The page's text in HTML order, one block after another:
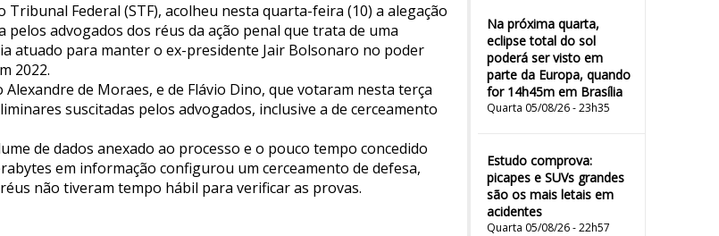
Na próxima quarta,
eclipse total do sol
poderá ser visto em
parte da Europa, quando
for 14h45m em Brasília
Quarta 05/08/26 - 23h35
Estudo comprova:
picapes e SUVs grandes
são os mais letais em
acidentes
Quarta 05/08/26 - 22h57
Tribunal Federal (STF), acolheu nesta quarta-feira (10) a alegação
pelos advogados dos réus da ação penal que trata de uma
atuado para manter o ex-presidente Jair Bolsonaro no poder
2022.
de Moraes, e de Flávio Dino, que votaram nesta terça
suscitadas pelos advogados, inclusive a de cerceamento
de dados anexado ao processo e o pouco tempo concedido
em informação configurou um cerceamento de defesa,
não tiveram tempo hábil para verificar as provas.